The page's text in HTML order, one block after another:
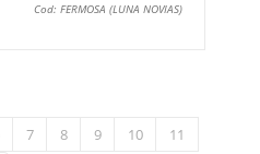
Cod: FERMOSA (LUNA NOVIAS)
7 8 9 10
11